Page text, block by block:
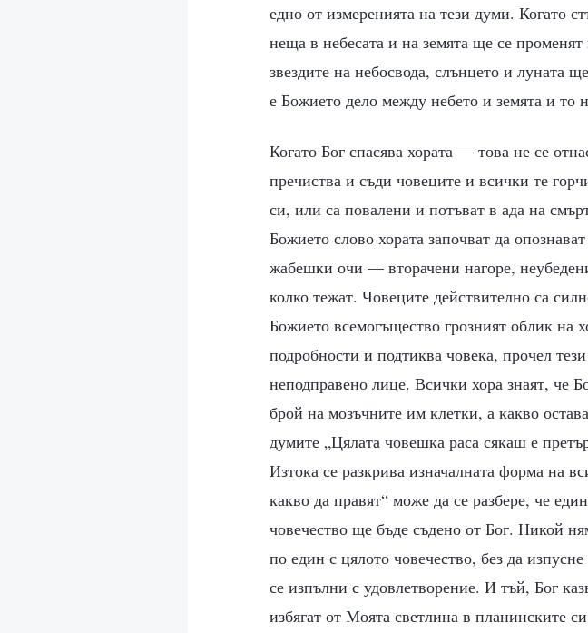
едно от измеренията на тези думи. Когато
неща в небесата и на земята ще се
звездите на небосвода, слънцето и луната
е Божието дело между небето и земята и то
Когато Бог спасява хората — това не се
пречиства и съди човеците и всички те
си, или са повалени и потъват в ада на
Божието слово хората започват да
жабешки очи — вторачени нагоре,
колко тежат. Човеците действително са
Божието всемогъщество грозният облик на
подробности и подтиква човека, прочел
неподправено лице. Всички хора знаят, че
брой на мозъчните им клетки, а какво
думите „Цялата човешка раса сякаш е
Изтока се разкрива изначалната форма на
какво да правят“ може да се разбере, че
човечество ще бъде съдено от Бог. Никой
по един с цялото човечество, без да
се изпълни с удовлетворение. И тъй, Бог
избягат от Моята светлина в планинските